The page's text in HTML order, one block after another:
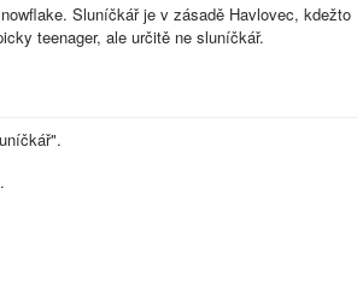
Sluníčkář je v zásadě Havlovec, kdežto
teenager, ale určitě ne sluníčkář.